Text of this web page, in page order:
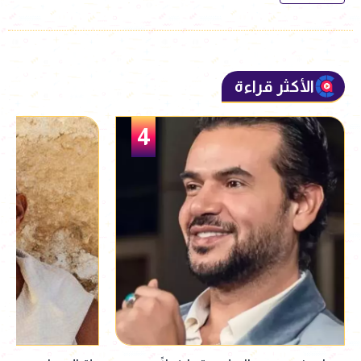
الأكثر قراءة
5